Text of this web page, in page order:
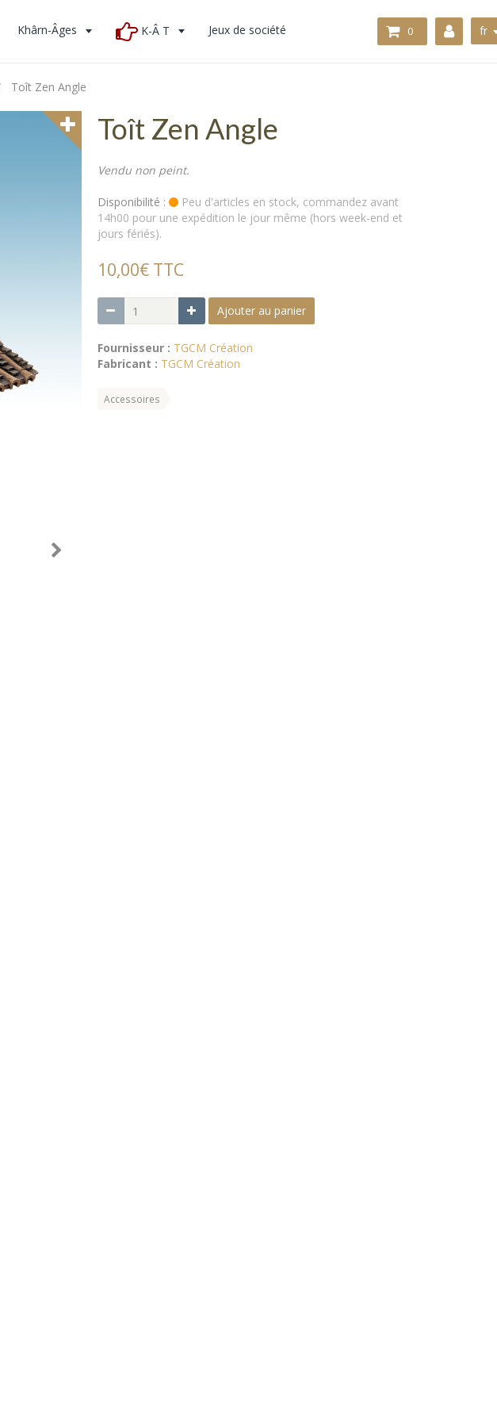
Khârn-Âges K-Â T Jeux de société 0 fr
Toît Zen Angle
Toît Zen Angle
Vendu non peint.
Disponibilité :
Peu d'articles en stock, commandez avant
14h00 pour une expédition le jour même (hors week-end et
jours fériés).
10,00€ TTC
Ajouter au panier
Fournisseur : TGCM Création
Fabricant : TGCM Création
Accessoires